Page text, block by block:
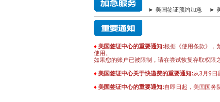
► 美国签证预约加急 ►
♦ 美国签证中心的重要通知:根据《使用条款》，
使用。
如果您的账户已被限制，请在尝试恢复存取权限
♦ 美国签证中心关于快递费的重要通知:从3月9日
♦ 美国签证中心的重要通知:自即日起，美国国务